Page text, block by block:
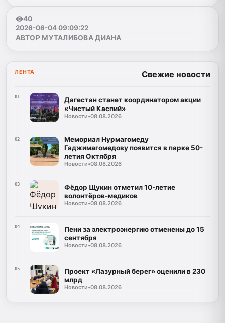
40
2026-06-04 09:09:22
АВТОР МУТАЛИБОВА ДИАНА
ЛЕНТА Свежие новости
01
Дагестан станет координатором акции
«Чистый Каспий»
Новости•08.08.2026
02
Мемориал Нурмагомеду
Гаджимагомедову появится в парке 50-
летия Октября
Новости•08.08.2026
03
Фёдор Щукин отметил 10-летие
волонтёров-медиков
Новости•08.08.2026
04
Пени за электроэнергию отменены до 15
сентября
Новости•08.08.2026
05
Проект «Лазурный берег» оценили в 230
млрд
Новости•08.08.2026